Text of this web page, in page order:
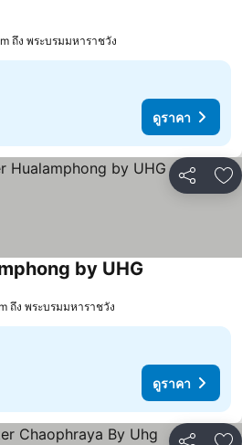
ถึง พระบรมมหาราชวัง
ดูราคา
แชร์ เ
by UHG
ถึง พระบรมมหาราชวัง
ดูราคา